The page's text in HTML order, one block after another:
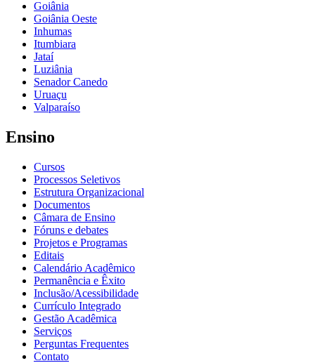
Goiânia
Goiânia Oeste
Inhumas
Itumbiara
Jataí
Luziânia
Senador Canedo
Uruaçu
Valparaíso
Ensino
Cursos
Processos Seletivos
Estrutura Organizacional
Documentos
Câmara de Ensino
Fóruns e debates
Projetos e Programas
Editais
Calendário Acadêmico
Permanência e Êxito
Inclusão/Acessibilidade
Currículo Integrado
Gestão Acadêmica
Serviços
Perguntas Frequentes
Contato